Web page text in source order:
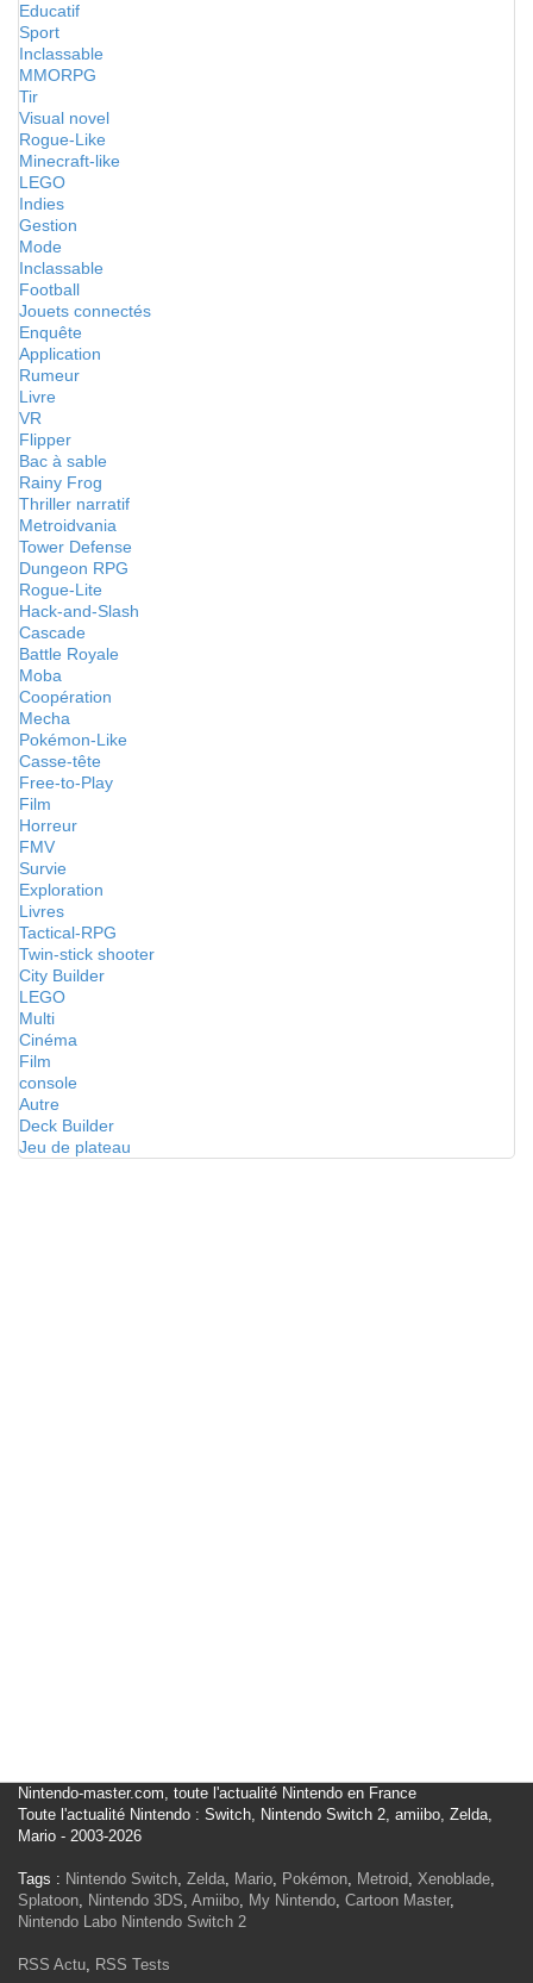
Educatif
Sport
Inclassable
MMORPG
Tir
Visual novel
Rogue-Like
Minecraft-like
LEGO
Indies
Gestion
Mode
Inclassable
Football
Jouets connectés
Enquête
Application
Rumeur
Livre
VR
Flipper
Bac à sable
Rainy Frog
Thriller narratif
Metroidvania
Tower Defense
Dungeon RPG
Rogue-Lite
Hack-and-Slash
Cascade
Battle Royale
Moba
Coopération
Mecha
Pokémon-Like
Casse-tête
Free-to-Play
Film
Horreur
FMV
Survie
Exploration
Livres
Tactical-RPG
Twin-stick shooter
City Builder
LEGO
Multi
Cinéma
Film
console
Autre
Deck Builder
Jeu de plateau
Nintendo-master.com, toute l'actualité Nintendo en France
Toute l'actualité Nintendo : Switch, Nintendo Switch 2, amiibo, Zelda,
Mario - 2003-2026
Tags : Nintendo Switch, Zelda, Mario, Pokémon, Metroid, Xenoblade,
Splatoon, Nintendo 3DS, Amiibo, My Nintendo, Cartoon Master,
Nintendo Labo Nintendo Switch 2
RSS Actu, RSS Tests